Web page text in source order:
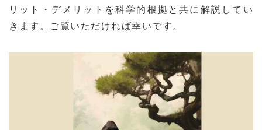
リット・デメリットを科学的根拠と共に解説してい
きます。ご覧いただければ幸いです。